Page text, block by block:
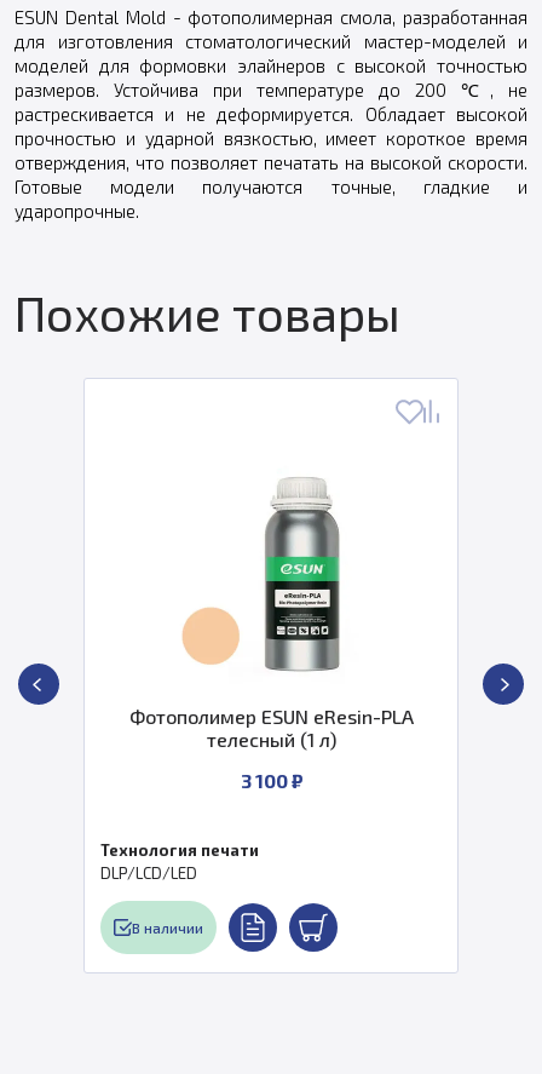
ESUN Dental Mold - фотополимерная смола, разработанная
для изготовления стоматологический мастер-моделей и
моделей для формовки элайнеров с высокой точностью
размеров. Устойчива при температуре до 200 ℃, не
растрескивается и не деформируется. Обладает высокой
прочностью и ударной вязкостью, имеет короткое время
отверждения, что позволяет печатать на высокой скорости.
Готовые модели получаются точные, гладкие и
ударопрочные.
Похожие товары
Фотополимер ESUN eResin-PLA
телесный (1 л)
3 100 ₽
Технология печати
DLP/LCD/LED
В наличии